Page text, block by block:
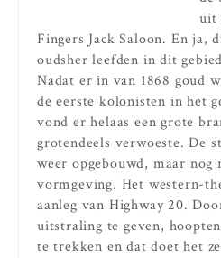
uit
Fingers Jack Saloon. En ja,
oudsher leefden in dit
Nadat er in van 1868 goud
de eerste kolonisten in het
vond er helaas een grote
grotendeels verwoeste. De
weer opgebouwd, maar
vormgeving. Het western-
aanleg van Highway 20.
uitstraling te geven,
te trekken en dat doet het